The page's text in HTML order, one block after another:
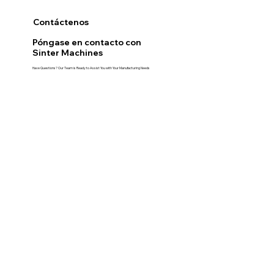
Contáctenos
Póngase en contacto con
Sinter Machines
Have Questions? Our Team is Ready to Assist You with Your Manufacturing Needs